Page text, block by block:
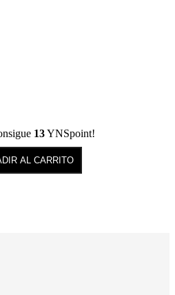
13YNSpoint!
AL CARRITO